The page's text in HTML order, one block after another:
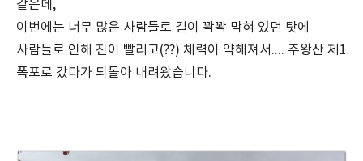
같은데,
이번에는 너무 많은 사람들로 길이 꽉꽉 막혀 있던 탓에
사람들로 인해 진이 빨리고(??) 체력이 약해져서.... 주왕산 제1
폭포로 갔다가 되돌아 내려왔습니다.